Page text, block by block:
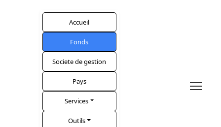
Accueil
Fonds
Societe de gestion
Pays
Services
Outils